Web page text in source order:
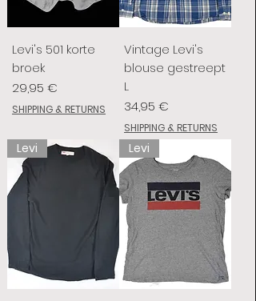
Levi's 501 korte
broek
Prix
29,95 €
SHIPPING & RETURNS
Vintage Levi's
blouse gestreept
L
Prix
34,95 €
SHIPPING & RETURNS
Levi Levi